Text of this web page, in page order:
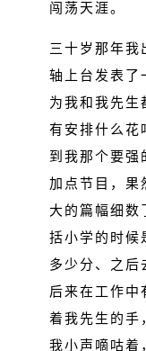
闯荡天涯。
三十岁那年我
轴上台发表了
为我和我先生
有安排什么花
到我那个要强
加点节目，果
大的篇幅细数
括小学的时候
多少分、之后
后来在工作中
着我先生的手
我小声嘀咕着